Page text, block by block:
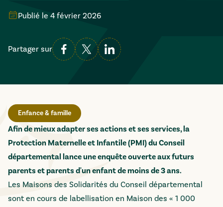
Publié le 4 février 2026
Partager sur
Enfance & famille
Afin de mieux adapter ses actions et ses services, la
Protection Maternelle et Infantile (PMI) du Conseil
départemental lance une enquête ouverte aux futurs
parents et parents d'un enfant de moins de 3 ans.
Les Maisons des Solidarités du Conseil départemental
sont en cours de labellisation en Maison des « 1 000